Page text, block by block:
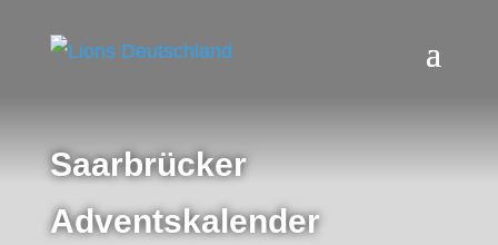
Saarbrücker
Adventskalender